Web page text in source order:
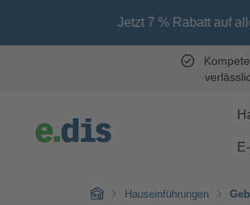
Zum Hauptinhalt springen
Zur Hauptnavigation springen
Jetzt 7 % Rabatt auf alle
HomeHauseinführungen